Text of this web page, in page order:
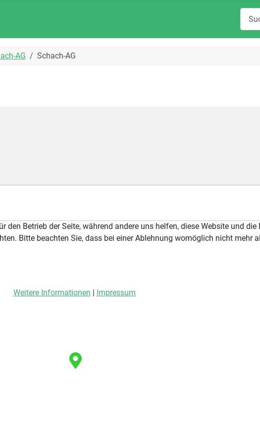
AG Schach-AG
Betrieb der Seite, während andere uns helfen, diese Website und
Bitte beachten Sie, dass bei einer Ablehnung womöglich nicht mehr
Weitere Informationen | Impressum